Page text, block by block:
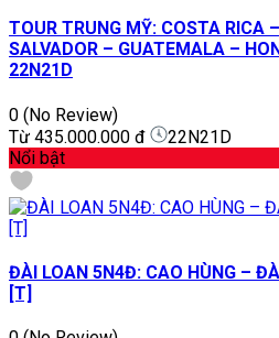
TOUR TRUNG MỸ: COSTA RICA
SALVADOR – GUATEMALA –
22N21D
0 (No Review)
Từ 435.000.000 đ
22N21D
Nổi bật
ĐÀI LOAN 5N4Đ: CAO HÙNG –
[T]